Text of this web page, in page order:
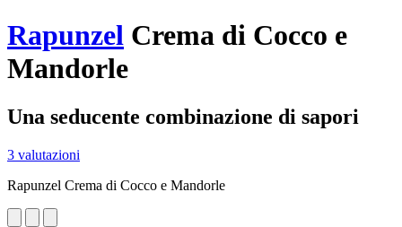
Rapunzel Crema di Cocco e
Mandorle
Una seducente combinazione di sapori
3 valutazioni
Rapunzel Crema di Cocco e Mandorle